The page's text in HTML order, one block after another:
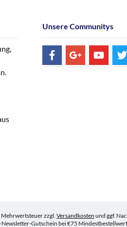
Unsere Communitys
Mehrwertsteuer zzgl. Versandkosten und ggf.
Newsletter-Gutschein bei €75